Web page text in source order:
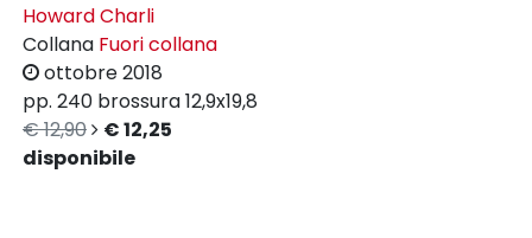
Howard Charli
Collana Fuori collana
ottobre 2018
pp. 240 brossura12,9x19,8
€ 12,90
€ 12,25
disponibile